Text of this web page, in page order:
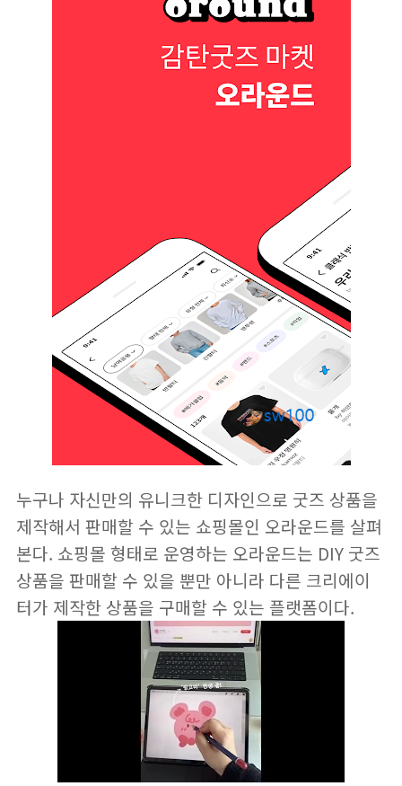
누구나 자신만의 유니크한 디자인으로 굿즈 상품을
제작해서 판매할 수 있는 쇼핑몰인 오라운드를 살펴
본다. 쇼핑몰 형태로 운영하는 오라운드는 DIY 굿즈
상품을 판매할 수 있을 뿐만 아니라 다른 크리에이
터가 제작한 상품을 구매할 수 있는 플랫폼이다.